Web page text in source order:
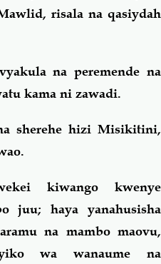
risala na qasiydah
na peremende na
kama ni zawadi.
sherehe hizi Misikitini,
kiwango kwenye
juu; haya yanahusisha
na mambo maovu,
wa wanaume na